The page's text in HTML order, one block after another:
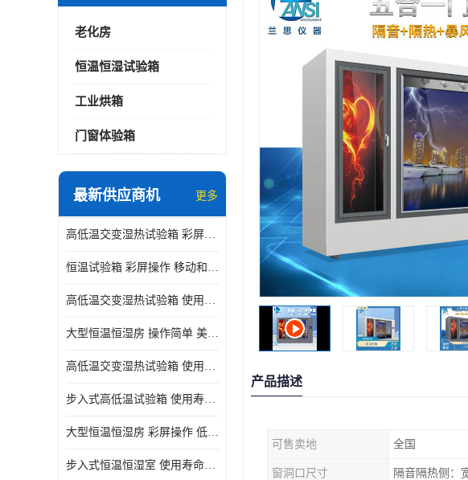
老化房
恒温恒湿试验箱
工业烘箱
门窗体验箱
最新供应商机 更多
高低温交变湿热试验箱 彩屏操作 移动和放置方便
恒温试验箱 彩屏操作 移动和放置方便
高低温交变湿热试验箱 使用寿命长 优良外油漆
大型恒温恒湿房 操作简单 美观实用 清洁更方便
高低温交变湿热试验箱 使用寿命长 造型美观大方新颖
步入式高低温试验箱 使用寿命长 低耗电量 平稳电流
大型恒温恒湿房 彩屏操作 低耗电量 平稳电流
步入式恒温恒湿室 使用寿命长 移动和放置方便
产品描述
可售卖地 全国
窗洞口尺寸